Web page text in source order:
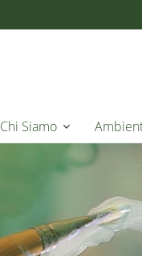
Chi Siamo